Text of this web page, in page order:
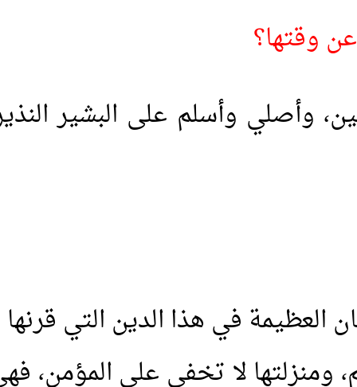
وقتها؟
وأصلي وأسلم على البشير
العظيمة في هذا الدين التي
ومنزلتها لا تخفى على